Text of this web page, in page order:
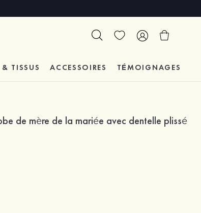
TISSUS ACCESSOIRES TÉMOIGNAGES
de mère de la mariée avec dentelle plissé